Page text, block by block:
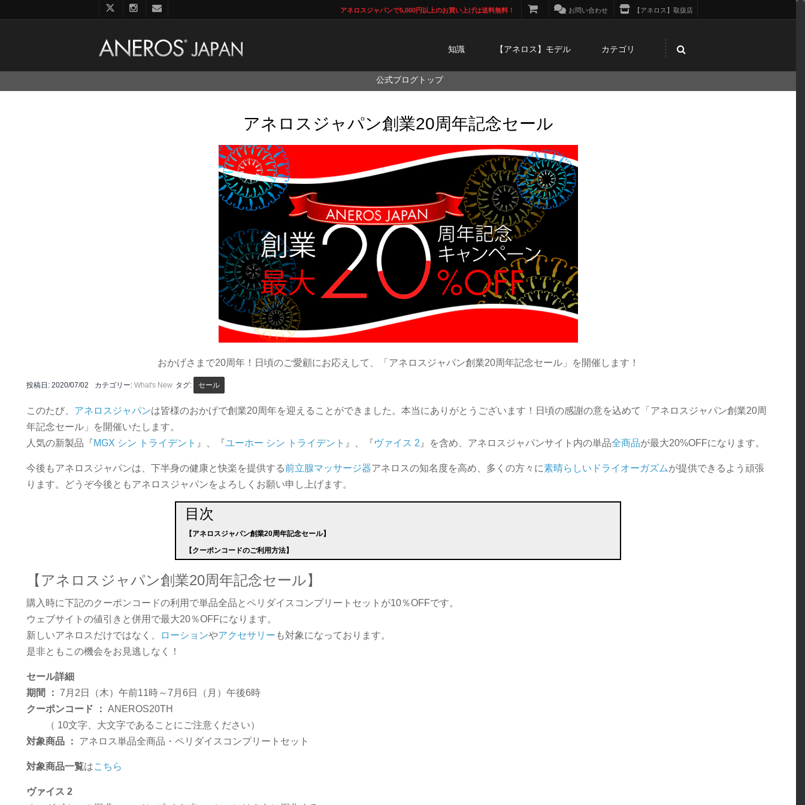
アネロスジャパンで5,000円以上のお買い上げは送料無料！ お問い合わせ 【アネロス】取扱店
知識 【アネロス】モデル カテゴリ
公式ブログトップ
アネロスジャパン創業20周年記念セール
おかげさまで20周年！日頃のご愛顧にお応えして、「アネロスジャパン創業20周年記念セール」を開催します！
投稿日:2020/07/02 カテゴリー:What's New タグ: セール
このたび、 アネロスジャパンは皆様のおかげで創業20周年を迎えることができました。本当にありがとうございます！日頃の感謝の意を込めて「アネロスジャパン創業20周
年記念セール」を開催いたします。
人気の新製品『MGX シン トライデント 』、『ユーホー シン トライデント 』、『ヴァイス 2 』を含め、アネロスジャパンサイト内の単品全商品が最大20%OFFになります。
今後もアネロスジャパンは、下半身の健康と快楽を提供する前立腺マッサージ器アネロスの知名度を高め、多くの方々に素晴らしいドライオーガズムが提供できるよう頑張
ります。どうぞ今後ともアネロスジャパンをよろしくお願い申し上げます。
目次
【アネロスジャパン創業20周年記念セール】
【クーポンコードのご利用方法】
【アネロスジャパン創業20周年記念セール】
購入時に下記のクーポンコードの利用で単品全品とペリダイスコンプリートセットが10％OFFです。
ウェブサイトの値引きと併用で最大20％OFFになります。
新しいアネロスだけではなく、
ローションやアクセサリー も対象になっております。
是非ともこの機会をお見逃しなく！
セール詳細
期間 ：7月2日（木）午前11時～7月6日（月）午後6時
クーポンコード ：ANEROS20TH
（ 10文字、大文字であることにご注意ください）
対象商品 ： アネロス単品全商品・ペリダイスコンプリートセット
対象商品一覧はこちら
ヴァイス 2